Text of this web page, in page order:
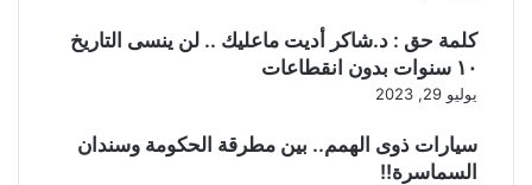
كلمة حق : د.شاكر أديت ماعليك .. لن ينسى التاريخ
١٠ سنوات بدون انقطاعات
يوليو 29, 2023
سيارات ذوى الهمم.. بين مطرقة الحكومة وسندان
السماسرة!!